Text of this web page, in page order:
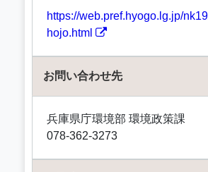
https://web.pref.hyogo.lg.jp/
hojo.html
お問い合わせ先
兵庫県庁環境部 環境政策課
078-362-3273